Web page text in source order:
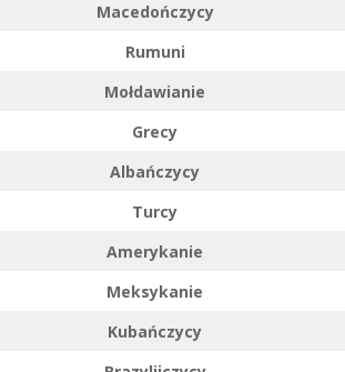
Macedończycy
Rumuni
Mołdawianie
Grecy
Albańczycy
Turcy
Amerykanie
Meksykanie
Kubańczycy